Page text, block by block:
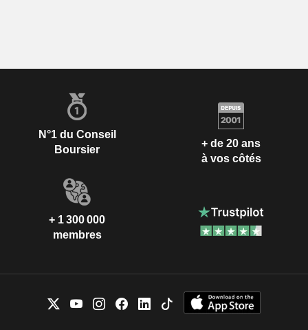
N°1 du Conseil
Boursier
+ de 20 ans
à vos côtés
+ 1 300 000
membres